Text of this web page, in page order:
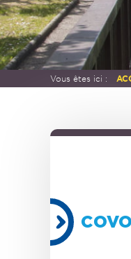
Vous êtes ici :